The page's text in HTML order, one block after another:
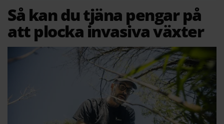
Så kan du tjäna pengar på
att plocka invasiva växter